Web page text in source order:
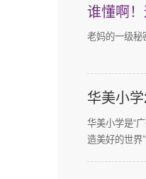
谁懂啊
节首选！
老妈的一级秘
华美小
我一起
华美小学是“
造美好的世界